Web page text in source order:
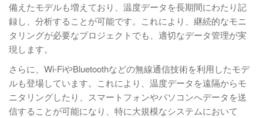
備えたモデルも増えており、温度データを長期間にわたり記
録し、分析することが可能です。これにより、継続的なモニ
タリングが必要なプロジェクトでも、適切なデータ管理が実
現します。
さらに、Wi-FiやBluetoothなどの無線通信技術を利用したモデ
ルも登場しています。これにより、温度データを遠隔からモ
ニタリングしたり、スマートフォンやパソコンへデータを送
信することが可能になり、特に大規模なシステムにおいて